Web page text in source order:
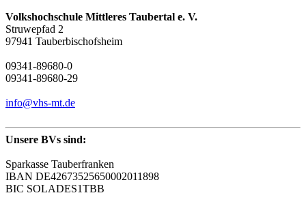
Volkshochschule Mittleres Taubertal e. V.
Struwepfad 2
97941 Tauberbischofsheim
09341-89680-0
09341-89680-29
info@vhs-mt.de
Unsere BVs sind:
Sparkasse Tauberfranken
IBAN DE42673525650002011898
BIC SOLADES1TBB